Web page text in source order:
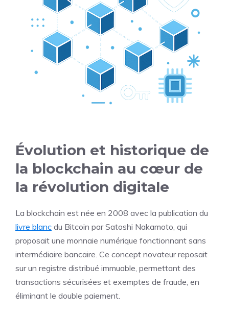
Évolution et historique de
la blockchain au cœur de
la révolution digitale
La blockchain est née en 2008 avec la publication du
livre blanc du Bitcoin par Satoshi Nakamoto, qui
proposait une monnaie numérique fonctionnant sans
intermédiaire bancaire. Ce concept novateur reposait
sur un registre distribué immuable, permettant des
transactions sécurisées et exemptes de fraude, en
éliminant le double paiement.